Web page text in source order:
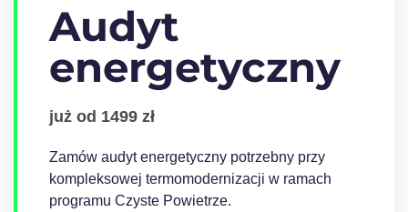
Audyt
energetyczny
już od 1499 zł
Zamów audyt energetyczny potrzebny przy
kompleksowej termomodernizacji w ramach
programu Czyste Powietrze.